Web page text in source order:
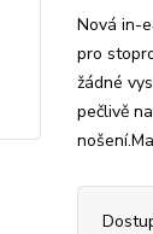
Nová in-
pro
žádné
pečlivě